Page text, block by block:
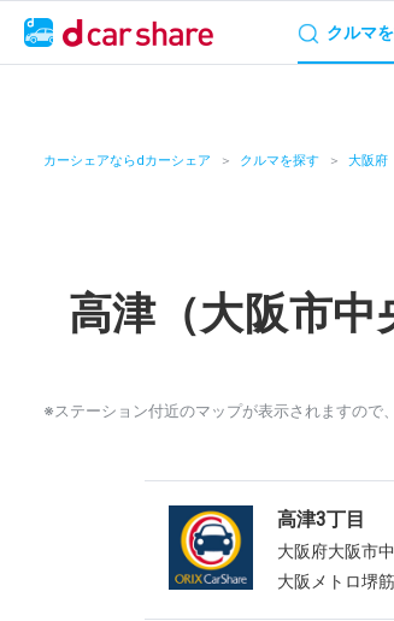
クルマ
カーシェアならdカーシェア クルマを探す 大阪府
高津（大阪市
※ステーション付近のマップが表示されますので
高津3丁目
大阪府大阪市
大阪メトロ堺
よくあるご質問・お問い合